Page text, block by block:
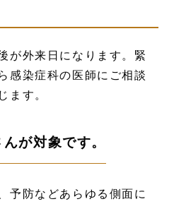
が外来日になります。緊
感染症科の医師にご相談
ます。
が対象です。
予防などあらゆる側面に